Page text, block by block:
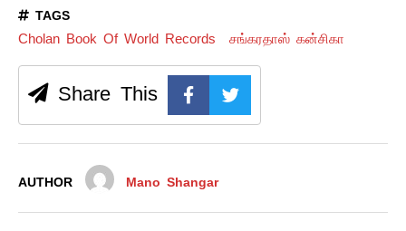
TAGS
Cholan Book Of World Records சங்கரதாஸ் கன்சிகா
Share This
AUTHOR Mano Shangar